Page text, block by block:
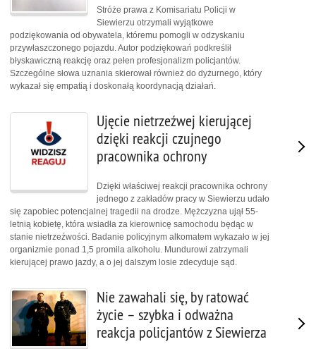
Stróże prawa z Komisariatu Policji w
Siewierzu otrzymali wyjątkowe
podziękowania od obywatela, któremu pomogli w odzyskaniu
przywłaszczonego pojazdu. Autor podziękowań podkreślił
błyskawiczną reakcję oraz pełen profesjonalizm policjantów.
Szczególne słowa uznania skierował również do dyżurnego, który
wykazał się empatią i doskonałą koordynacją działań.
Ujęcie nietrzeźwej kierującej
dzięki reakcji czujnego
pracownika ochrony
Dzięki właściwej reakcji pracownika ochrony
jednego z zakładów pracy w Siewierzu udało
się zapobiec potencjalnej tragedii na drodze. Mężczyzna ujął 55-
letnią kobietę, która wsiadła za kierownicę samochodu będąc w
stanie nietrzeźwości. Badanie policyjnym alkomatem wykazało w jej
organizmie ponad 1,5 promila alkoholu. Mundurowi zatrzymali
kierującej prawo jazdy, a o jej dalszym losie zdecyduje sąd.
Nie zawahali się, by ratować
życie – szybka i odważna
reakcja policjantów z Siewierza